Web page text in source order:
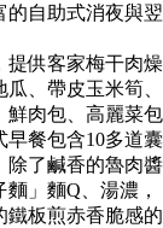
的自助式消夜與翌
提供客家梅干肉燥
、帶皮玉米筍、
鮮肉包、高麗菜包
早餐包含10多道囊
除了鹹香的魯肉醬
」麵Q、湯濃，
鐵板煎赤香脆感的